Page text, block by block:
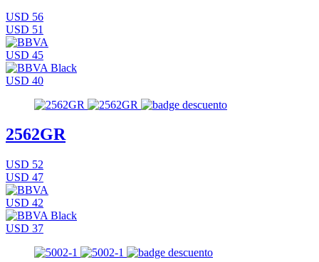
USD 56
USD 51
USD 45
USD 40
2562GR
USD 52
USD 47
USD 42
USD 37